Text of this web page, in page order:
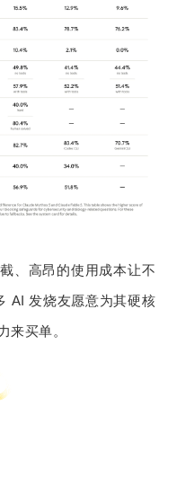
、高昂的使用成本让不
AI 发烧友愿意为其硬核
来买单。